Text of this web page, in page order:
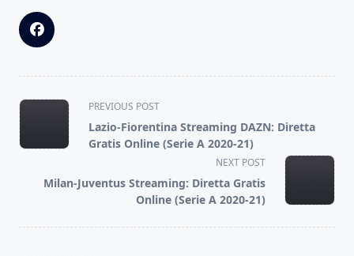
<span
class="nav-
subtitle
reader-
PREVIOUS POST
Lazio-Fiorentina Streaming DAZN: Diretta
Gratis Online (Serie A 2020-21)
NEXT POST
Milan-Juventus Streaming: Diretta Gratis
Online (Serie A 2020-21)